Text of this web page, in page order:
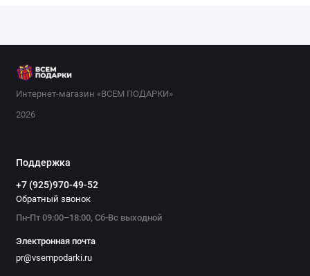
Интернет-магазин «ВСЕМ ПОДАРКИ»
2026
Поддержка
+7 (925)970-49-52
Обратный звонок
Пн-Пт 09:00–18:00, Сб-Вс выходной
Электронная почта
pr@vsempodarki.ru